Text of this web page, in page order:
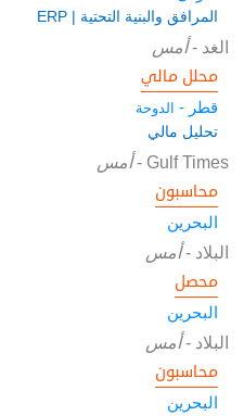
المرافق والبنية التحتية | ERP
الغد -أمس
محلل مالي
قطر - الدوحة
تحليل مالي
Gulf Times
-أمس
محاسبون
البحرين
البلاد -أمس
محصل
البحرين
البلاد -أمس
محاسبون
البحرين